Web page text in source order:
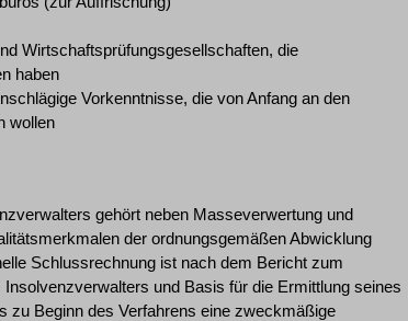
Wirtschaftsprüfungsgesellschaften, die
haben
Vorkenntnisse, die von Anfang an den
wollen
gehört neben Masseverwertung und
der ordnungsgemäßen Abwicklung
Schlussrechnung ist nach dem Bericht zum
und Basis für die Ermittlung seines
zu Beginn des Verfahrens eine zweckmäßige